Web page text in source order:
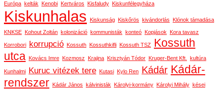
Európa kelták Kenobi Kertváros Kisfaludy Kiskunfélegyháza
Kiskunhalas Kiskunság Kiskőrös kivándorlás Klónok támadása
KNKSE Kohout Zoltán kolonizáció kommunisták konteó Kopjások Kora tavasz
Korrobori korrupció Kossuth Kossuthkifli Kossuth TSZ Kossuth
utca Kovács Imre Kozmosz Krajina Krisztyán Tódor Kruger-Bent Kft. kultúra
Kunhalmi Kuruc vitézek tere Kutasi Kylo Ren Kádár Kádár-
rendszer Kádár János kálvinisták Károlyi-kormány Károlyi Mihály kései